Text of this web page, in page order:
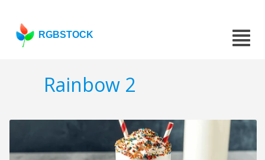
RGBSTOCK
Rainbow 2